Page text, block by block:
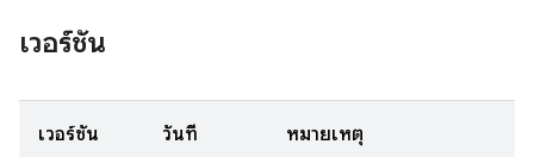
เวอร์ชัน
เวอร์ชัน วันที่ หมายเหตุ